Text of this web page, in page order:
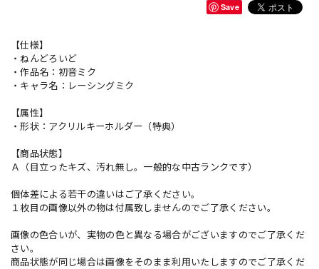
Save
【仕様】
・ねんどろいど
・作品名：初音ミク
・キャラ名：レーシングミク
【属性】
・形状：アクリルキーホルダー（特典）
【商品状態】
Ａ（目立ったキズ、汚れ無し。一般的な中古ランクです）
個体差による若干の違いはご了承ください。
１枚目の画像以外の物は付属致しませんのでご了承ください。
画像の色合いが、実物の色と異なる場合がございますのでご了承くだ
さい。
商品状態が同じ場合は画像をそのまま利用いたしますのでご了承くだ